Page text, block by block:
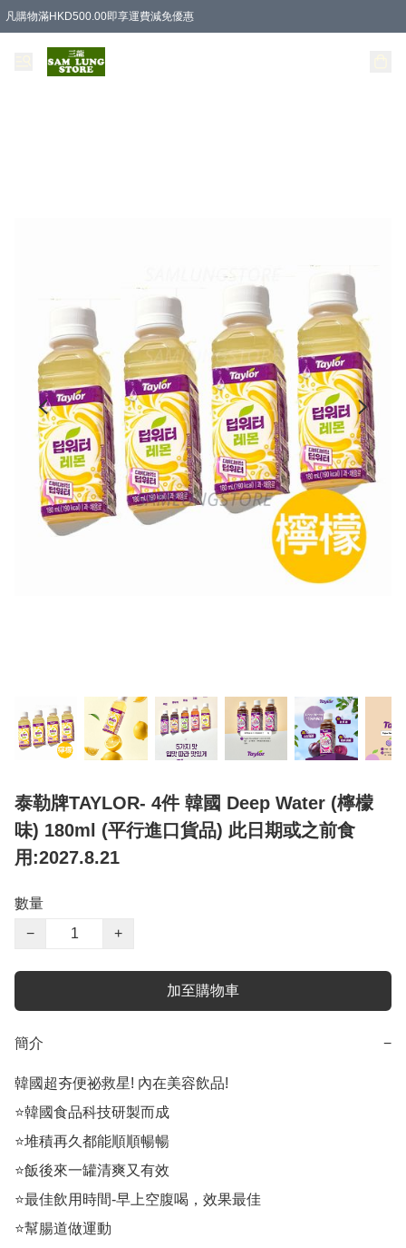
凡購物滿HKD500.00即享運費減免優惠
泰勒牌TAYLOR- 4件 韓國 Deep Water (檸檬
味) 180ml (平行進口貨品) 此日期或之前食
用:2027.8.21
數量
−
+
加至購物車
簡介 −
韓國超夯便祕救星! 內在美容飲品!
⭐️韓國食品科技研製⽽成
⭐️堆積再久都能順順暢暢
⭐️飯後來一罐清爽又有效
⭐️最佳飲用時間-早上空腹喝，效果最佳
⭐️幫腸道做運動